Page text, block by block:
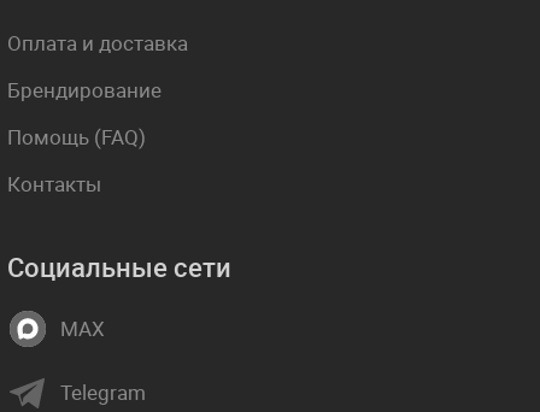
Оплата и доставка
Брендирование
Помощь (FAQ)
Контакты
Социальные сети
MAX
Telegram